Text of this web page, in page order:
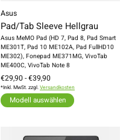
Asus
Pad/Tab Sleeve Hellgrau
Asus MeMO Pad (HD 7, Pad 8, Pad Smart
ME301T, Pad 10 ME102A, Pad FullHD10
ME302), Fonepad ME371MG, VivoTab
ME400C, VivoTab Note 8
€29,90 - €39,90
*Inkl. MwSt. zzgl.Versandkosten
Modell auswählen